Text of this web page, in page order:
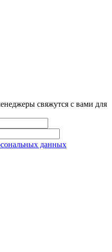
свяжутся с вами для
данных